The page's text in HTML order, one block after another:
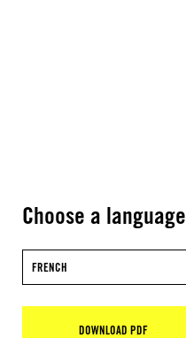
Choose a
FRENCH
DOWNLOAD PDF